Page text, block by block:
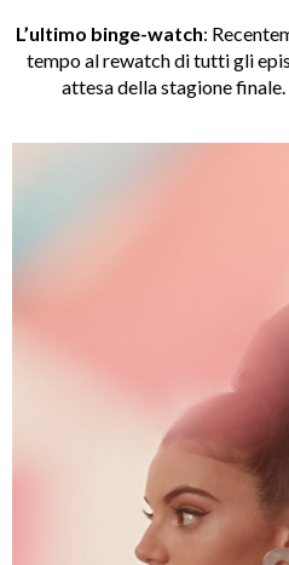
L’ultimo binge-watch:
tempo al rewatch di tutti gli
attesa della stagione